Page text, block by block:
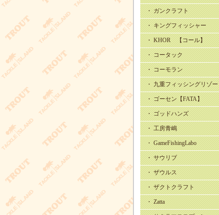
・ ガンクラフト
・ キングフィッシャー
・ KHOR 【コール】
・ コータック
・ コーモラン
・ 九重フィッシングリゾ
・ ゴーセン【FATA】
・ ゴッドハンズ
・ 工房青嶋
・ GameFishingLabo
・ サウリブ
・ ザウルス
・ ザクトクラフト
・ Zatta